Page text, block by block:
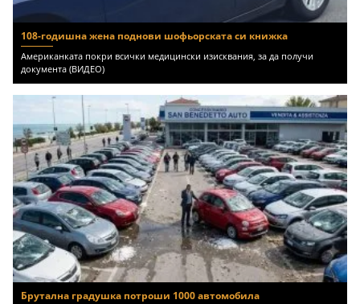
108-годишна жена поднови шофьорската си книжка
Американката покри всички медицински изисквания, за да получи
документа (ВИДЕО)
Брутална градушка потроши 1000 автомобила